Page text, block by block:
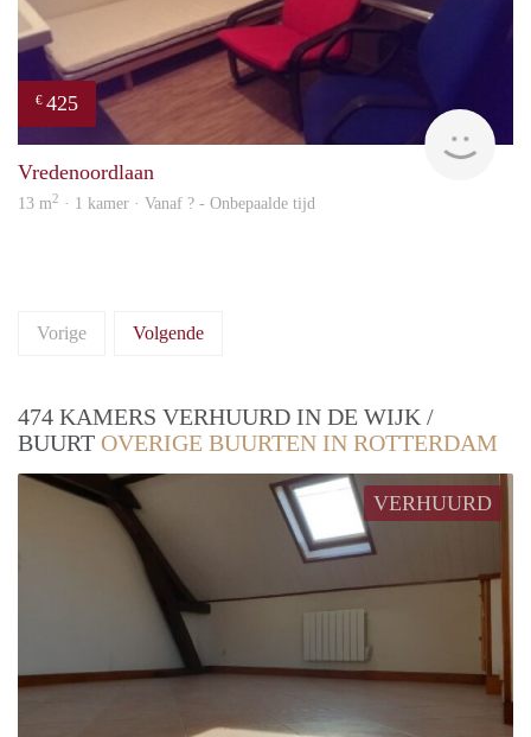
€ 425
Vredenoordlaan
13 m2 · 1 kamer · Vanaf ? - Onbepaalde tijd
Vorige Volgende
474 KAMERS VERHUURD IN DE WIJK /
BUURT OVERIGE BUURTEN IN ROTTERDAM
VERHUURD